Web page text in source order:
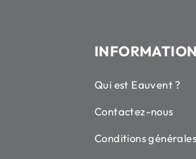
Qui est Eauvent ?
Contactez-nous
Conditions